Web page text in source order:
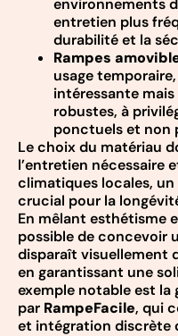
entretien plus
durabilité et la
Rampes
usage
intéressante
robustes, à
ponctuels et non
Le choix du matériau
l’entretien nécessaire
climatiques locales, un
crucial pour la
En mêlant esthétisme
possible de concevoir
disparaît visuellement
en garantissant une
exemple notable est la
par RampeFacile, qui
et intégration discrète